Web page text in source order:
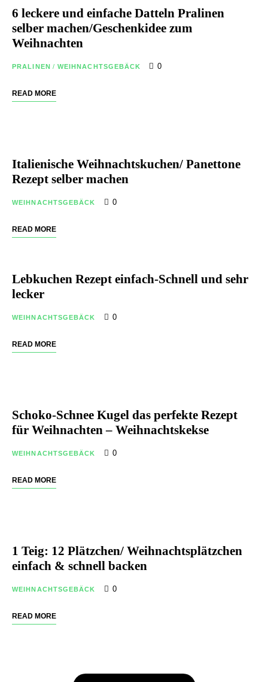
6 leckere und einfache Datteln Pralinen
selber machen/Geschenkidee zum
Weihnachten
PRALINEN / WEIHNACHTSGEBÄCK 0
READ MORE
Italienische Weihnachtskuchen/ Panettone
Rezept selber machen
WEIHNACHTSGEBÄCK 0
READ MORE
Lebkuchen Rezept einfach-Schnell und sehr
lecker
WEIHNACHTSGEBÄCK 0
READ MORE
Schoko-Schnee Kugel das perfekte Rezept
für Weihnachten – Weihnachtskekse
WEIHNACHTSGEBÄCK 0
READ MORE
1 Teig: 12 Plätzchen/ Weihnachtsplätzchen
einfach & schnell backen
WEIHNACHTSGEBÄCK 0
READ MORE